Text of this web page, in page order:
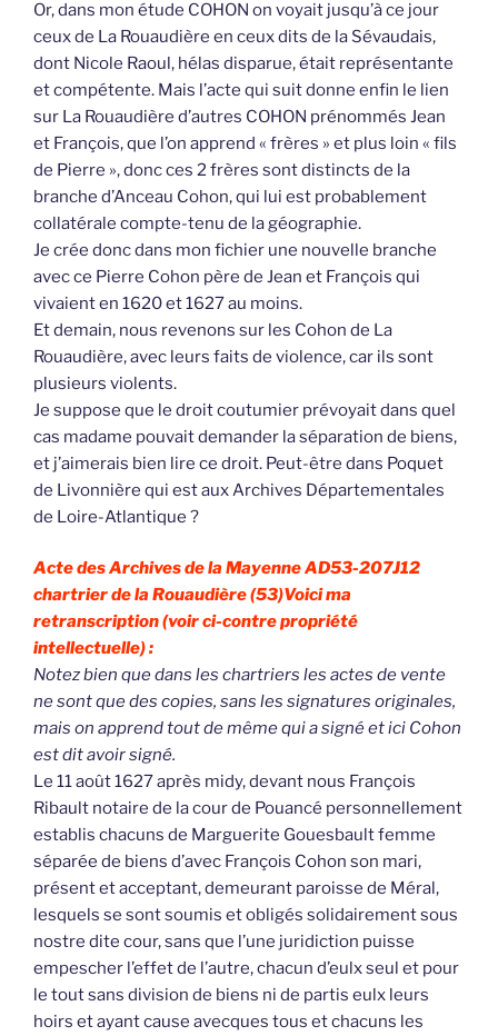
Or, dans mon étude COHON on voyait jusqu’à ce jour
ceux de La Rouaudière en ceux dits de la Sévaudais,
dont Nicole Raoul, hélas disparue, était représentante
et compétente. Mais l’acte qui suit donne enfin le lien
sur La Rouaudière d’autres COHON prénommés Jean
et François, que l’on apprend « frères » et plus loin « fils
de Pierre », donc ces 2 frères sont distincts de la
branche d’Anceau Cohon, qui lui est probablement
collatérale compte-tenu de la géographie.
Je crée donc dans mon fichier une nouvelle branche
avec ce Pierre Cohon père de Jean et François qui
vivaient en 1620 et 1627 au moins.
Et demain, nous revenons sur les Cohon de La
Rouaudière, avec leurs faits de violence, car ils sont
plusieurs violents.
Je suppose que le droit coutumier prévoyait dans quel
cas madame pouvait demander la séparation de biens,
et j’aimerais bien lire ce droit. Peut-être dans Poquet
de Livonnière qui est aux Archives Départementales
de Loire-Atlantique ?
Acte des Archives de la Mayenne AD53-207J12
chartrier de la Rouaudière (53)Voici ma
retranscription (voir ci-contre propriété
intellectuelle) :
Notez bien que dans les chartriers les actes de vente
ne sont que des copies, sans les signatures originales,
mais on apprend tout de même qui a signé et ici Cohon
est dit avoir signé.
Le 11 août 1627 après midy, devant nous François
Ribault notaire de la cour de Pouancé personnellement
establis chacuns de Marguerite Gouesbault femme
séparée de biens d’avec François Cohon son mari,
présent et acceptant, demeurant paroisse de Méral,
lesquels se sont soumis et obligés solidairement sous
nostre dite cour, sans que l’une juridiction puisse
empescher l’effet de l’autre, chacun d’eulx seul et pour
le tout sans division de biens ni de partis eulx leurs
hoirs et ayant cause avecques tous et chacuns les